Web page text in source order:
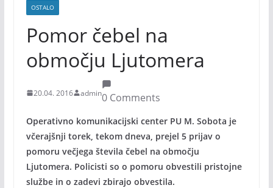
OSTALO
Pomor čebel na
območju Ljutomera
20.04. 2016 admin0 Comments
Operativno komunikacijski center PU M. Sobota je
včerajšnji torek, tekom dneva, prejel 5 prijav o
pomoru večjega števila čebel na območju
Ljutomera. Policisti so o pomoru obvestili pristojne
službe in o zadevi zbirajo obvestila.